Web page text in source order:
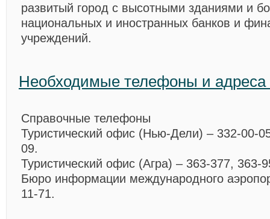
развитый город с высотными зданиями и
национальных и иностранных банков и
учреждений.
Необходимые телефоны и
Справочные телефоны
Туристический офис (Нью-Дели) – 332-00-
09.
Туристический офис (Агра) – 363-377, 363-
Бюро информации международного
11-71.